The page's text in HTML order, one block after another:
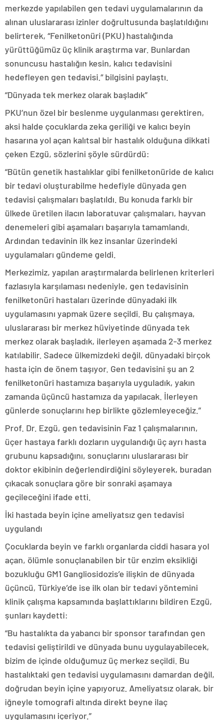
merkezde yapılabilen gen tedavi uygulamalarının da
alınan uluslararası izinler doğrultusunda başlatıldığını
belirterek, “Fenilketonüri (PKU) hastalığında
yürüttüğümüz üç klinik araştırma var. Bunlardan
sonuncusu hastalığın kesin, kalıcı tedavisini
hedefleyen gen tedavisi.” bilgisini paylaştı.
“Dünyada tek merkez olarak başladık”
PKU’nun özel bir beslenme uygulanması gerektiren,
aksi halde çocuklarda zeka geriliği ve kalıcı beyin
hasarına yol açan kalıtsal bir hastalık olduğuna dikkati
çeken Ezgü, sözlerini şöyle sürdürdü:
“Bütün genetik hastalıklar gibi fenilketonüride de kalıcı
bir tedavi oluşturabilme hedefiyle dünyada gen
tedavisi çalışmaları başlatıldı. Bu konuda farklı bir
ülkede üretilen ilacın laboratuvar çalışmaları, hayvan
denemeleri gibi aşamaları başarıyla tamamlandı.
Ardından tedavinin ilk kez insanlar üzerindeki
uygulamaları gündeme geldi.
Merkezimiz, yapılan araştırmalarda belirlenen kriterleri
fazlasıyla karşılaması nedeniyle, gen tedavisinin
fenilketonüri hastaları üzerinde dünyadaki ilk
uygulamasını yapmak üzere seçildi. Bu çalışmaya,
uluslararası bir merkez hüviyetinde dünyada tek
merkez olarak başladık, ilerleyen aşamada 2-3 merkez
katılabilir. Sadece ülkemizdeki değil, dünyadaki birçok
hasta için de önem taşıyor. Gen tedavisini şu an 2
fenilketonüri hastamıza başarıyla uyguladık, yakın
zamanda üçüncü hastamıza da yapılacak. İlerleyen
günlerde sonuçlarını hep birlikte gözlemleyeceğiz.”
Prof. Dr. Ezgü, gen tedavisinin Faz 1 çalışmalarının,
üçer hastaya farklı dozların uygulandığı üç ayrı hasta
grubunu kapsadığını, sonuçlarını uluslararası bir
doktor ekibinin değerlendirdiğini söyleyerek, buradan
çıkacak sonuçlara göre bir sonraki aşamaya
geçileceğini ifade etti.
İki hastada beyin içine ameliyatsız gen tedavisi
uygulandı
Çocuklarda beyin ve farklı organlarda ciddi hasara yol
açan, ölümle sonuçlanabilen bir tür enzim eksikliği
bozukluğu GM1 Gangliosidozis’e ilişkin de dünyada
üçüncü, Türkiye’de ise ilk olan bir tedavi yöntemini
klinik çalışma kapsamında başlattıklarını bildiren Ezgü,
şunları kaydetti:
“Bu hastalıkta da yabancı bir sponsor tarafından gen
tedavisi geliştirildi ve dünyada bunu uygulayabilecek,
bizim de içinde olduğumuz üç merkez seçildi. Bu
hastalıktaki gen tedavisi uygulamasını damardan değil,
doğrudan beyin içine yapıyoruz. Ameliyatsız olarak, bir
iğneyle tomografi altında direkt beyne ilaç
uygulamasını içeriyor.”